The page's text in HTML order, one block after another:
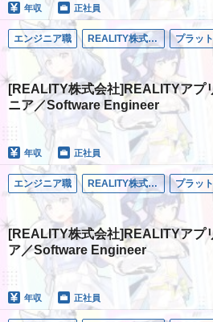
年収 正社員
エンジニア職 REALITY株式会社
[REALITY株式会社]REALITYアプ
ニア／Software Engineer
年収 正社員
エンジニア職 REALITY株式会社
[REALITY株式会社]REALITYアプ
ア／Software Engineer
年収 正社員